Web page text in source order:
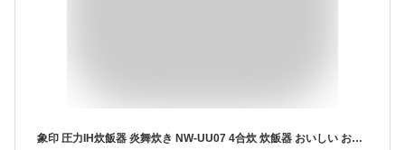
象印 圧力IH炊飯器 炎舞炊き NW-UU07 4合炊 炊飯器 おいしい お米 NWUU07 炊飯ジャー ブラック ホワイト 豪炎かまど釜 ZOJIRUSHI